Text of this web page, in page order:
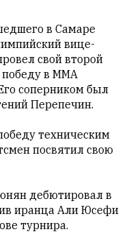
в Самаре
вице-
свой второй
в ММА
соперником был
Перепечин.
техническим
посвятил свою
дебютировал в
иранца Али Юсефи
турнира.